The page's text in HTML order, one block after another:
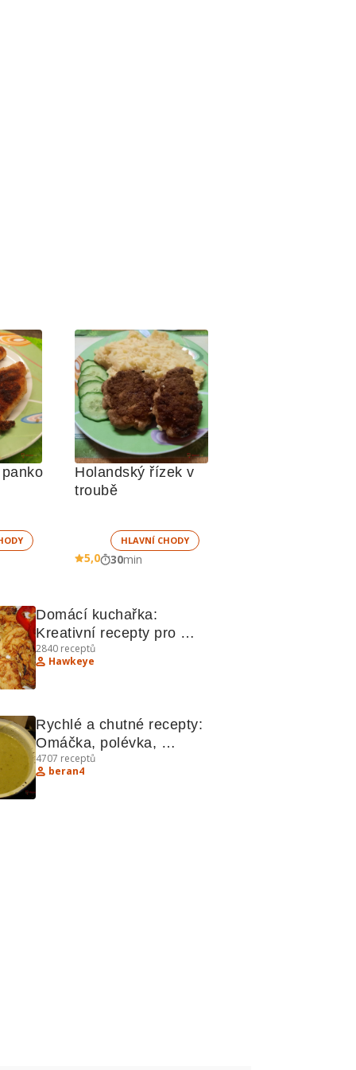
Holandský řízek v
troubě
HLAVNÍ CHODY
5,0 30min
Domácí kuchařka:
Kreativní recepty pro
každý den
2840 receptů
Hawkeye
Rychlé a chutné recepty:
Omáčka, polévka,
špagety, palačinky a závin
4707 receptů
beran4